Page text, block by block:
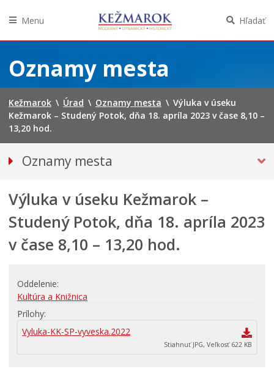
obsah
Menu Hľadať
Oznamy mesta
Kežmarok \ Úrad \ Oznamy mesta \ Výluka v úseku
Kežmarok – Studený Potok, dňa 18. apríla 2023 v čase 8,10 –
13,20 hod.
Oznamy mesta
Bezpečnosť
Straty a nálezy
DOPRAVA, ÚDRŽBA KOMUNIKÁCIÍ
Financie
Primátor informuje
Rodina, život, bývanie
Školstvo
Výluka v úseku Kežmarok –
Studený Potok, dňa 18. apríla 2023
v čase 8,10 – 13,20 hod.
Oddelenie
Kultúra a Knižnica
Prílohy
Vyluka-KK-SP-vyveska.2022
Stiahnuť JPG, Veľkosť 622 KB